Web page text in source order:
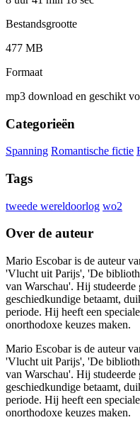
Bestandsgrootte
477 MB
Formaat
mp3 download en geschikt
Categorieën
Spanning Romantische fictie
Tags
tweede wereldoorlog wo2
Over de auteur
Mario Escobar is de auteur
'Vlucht uit Parijs', 'De
van Warschau'. Hij studeerde
geschiedkundige betaamt,
periode. Hij heeft een
onorthodoxe keuzes maken.
Mario Escobar is de auteur
'Vlucht uit Parijs', 'De
van Warschau'. Hij studeerde
geschiedkundige betaamt,
periode. Hij heeft een
onorthodoxe keuzes maken.